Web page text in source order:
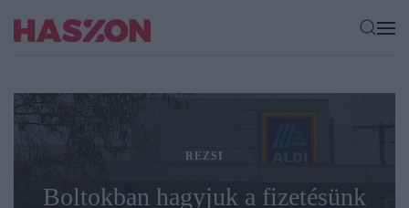
REZSI
Boltokban hagyjuk a fizetésünk